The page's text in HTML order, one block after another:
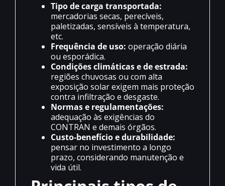
Tipo de carga transportada:
mercadorias secas, perecíveis,
paletizadas, sensíveis à temperatura,
etc.
Frequência de uso: operação diária
ou esporádica.
Condições climáticas e de estrada:
regiões chuvosas ou com alta
exposição solar exigem mais proteção
contra infiltração e desgaste.
Normas e regulamentações:
adequação às exigências do
CONTRAN e demais órgãos.
Custo-benefício e durabilidade:
pensar no investimento a longo
prazo, considerando manutenção e
vida útil.